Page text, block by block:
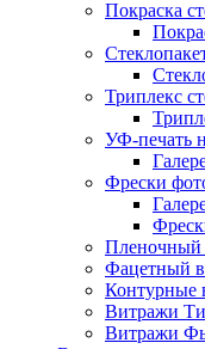
Покраска
Триплекс
УФ-печать
Фрески
Пленочный
Фацетный
Контурные
Витражи
Витражи